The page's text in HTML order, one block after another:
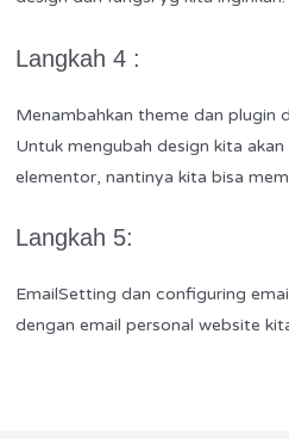
Langkah 4 :
Menambahkan theme dan plugin
Untuk mengubah design kita
elementor, nantinya kita bisa
Langkah 5:
EmailSetting dan configuring
dengan email personal website